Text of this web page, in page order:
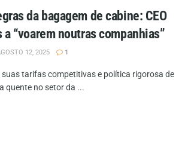
da bagagem de cabine: CEO
“voarem noutras companhias”
12, 2025 1
suas tarifas competitivas e política rigorosa de
quente no setor da ...